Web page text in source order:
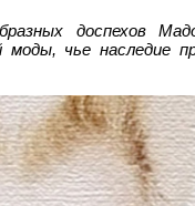
доспехов
моды, чье наследие